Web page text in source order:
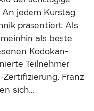
jedem Kurstag
präsentiert. Als
als beste
Kodokan-
Teilnehmer
Zertifizierung. Franz
sich…